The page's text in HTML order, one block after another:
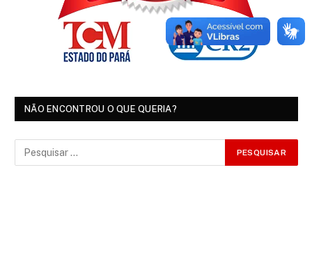
NÃO ENCONTROU O QUE QUERIA?